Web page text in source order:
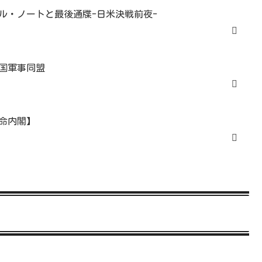
・ノートと最後通牒-日米決戦前夜-
軍事同盟
内閣】